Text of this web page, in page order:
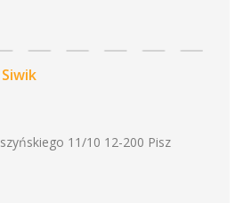
11/10 12-200 Pisz